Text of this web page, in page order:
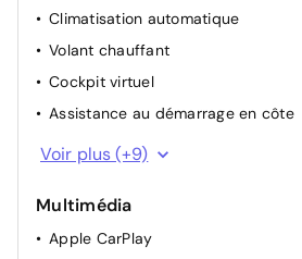
Climatisation automatique
Volant chauffant
Cockpit virtuel
Assistance au démarrage en côte
Sièges avant chauffants
Verrouillage centralisé
Vitre Électrique
Voir plus (+9)
Multimédia
Apple CarPlay